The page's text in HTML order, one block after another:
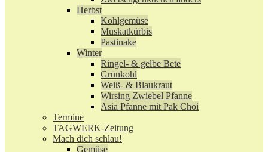
Herbst
Kohlgemüse
Muskatkürbis
Pastinake
Winter
Ringel- & gelbe Bete
Grünkohl
Weiß- & Blaukraut
Wirsing Zwiebel Pfanne
Asia Pfanne mit Pak Choi
Termine
TAGWERK-Zeitung
Mach dich schlau!
Gemüse